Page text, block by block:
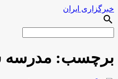
خبرگزاری ایران
search
برچسب: مدرسه